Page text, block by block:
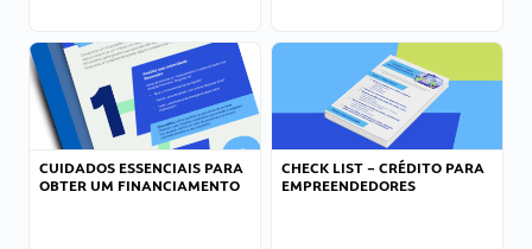
CUIDADOS ESSENCIAIS PARA
OBTER UM FINANCIAMENTO
CHECK LIST – CRÉDITO PARA
EMPREENDEDORES